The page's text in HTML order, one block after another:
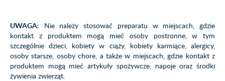
UWAGA: Nie należy stosować preparatu w miejscach, gdzie
kontakt z produktem mogą mieć osoby postronne, w tym
szczególnie dzieci, kobiety w ciąży, kobiety karmiące, alergicy,
osoby starsze, osoby chore, a także w miejscach, gdzie kontakt z
produktem mogą mieć artykuły spożywcze, napoje oraz środki
żywienia zwierząt.